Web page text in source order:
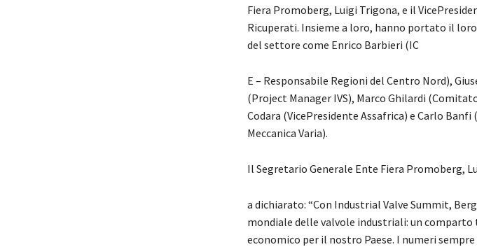
Fiera Promoberg, Luigi Trigona, e il
Ricuperati. Insieme a loro, hanno portato il
del settore come Enrico Barbieri (IC
E – Responsabile Regioni del Centro Nord),
(Project Manager IVS), Marco Ghilardi
Codara (VicePresidente Assafrica) e Carlo
Meccanica Varia).
Il Segretario Generale Ente Fiera Promoberg,
a dichiarato: “Con Industrial Valve Summit,
mondiale delle valvole industriali: un
economico per il nostro Paese. I numeri